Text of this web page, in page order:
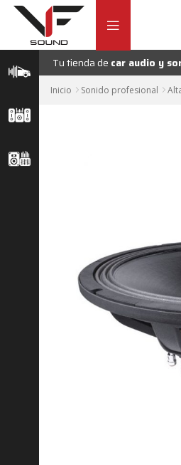
Ir
navegación
Ir
contenido
Tu tienda de car audio y
Inicio Sonido profesional